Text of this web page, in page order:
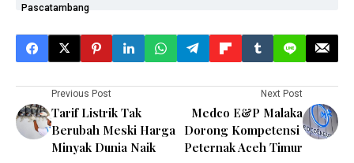
Pascatambang
Previous Post
Tarif Listrik Tak
Berubah Meski Harga
Minyak Dunia Naik
Next Post
Medco E&P Malaka
Dorong Kompetensi
Peternak Aceh Timur